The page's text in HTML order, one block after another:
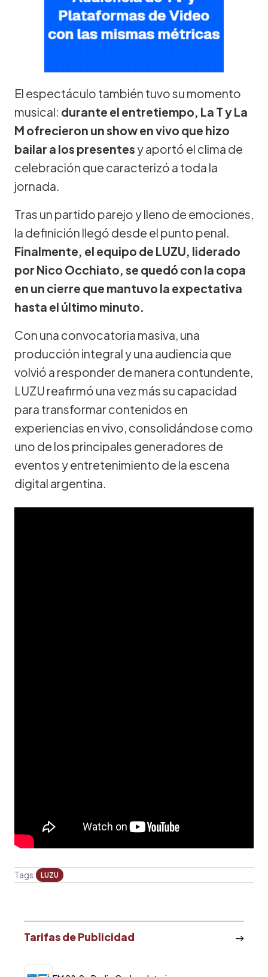
El espectáculo también tuvo su momento
musical: durante el entretiempo, La T y La
M ofrecieron un show en vivo que hizo
bailar a los presentes y aportó el clima de
celebración que caracterizó a toda la
jornada.
Tras un partido parejo y lleno de emociones,
la definición llegó desde el punto penal.
Finalmente, el equipo de LUZU, liderado
por Nico Occhiato, se quedó con la copa
en un cierre que mantuvo la expectativa
hasta el último minuto.
Con una convocatoria masiva, una
producción integral y una audiencia que
volvió a responder de manera contundente,
LUZU reafirmó una vez más su capacidad
para transformar contenidos en
experiencias en vivo, consolidándose como
uno de los principales generadores de
eventos y entretenimiento de la escena
digital argentina.
Tags: LUZU
Tarifas de Publicidad